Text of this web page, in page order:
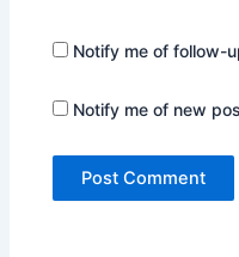
Notify me of follow-
Notify me of new